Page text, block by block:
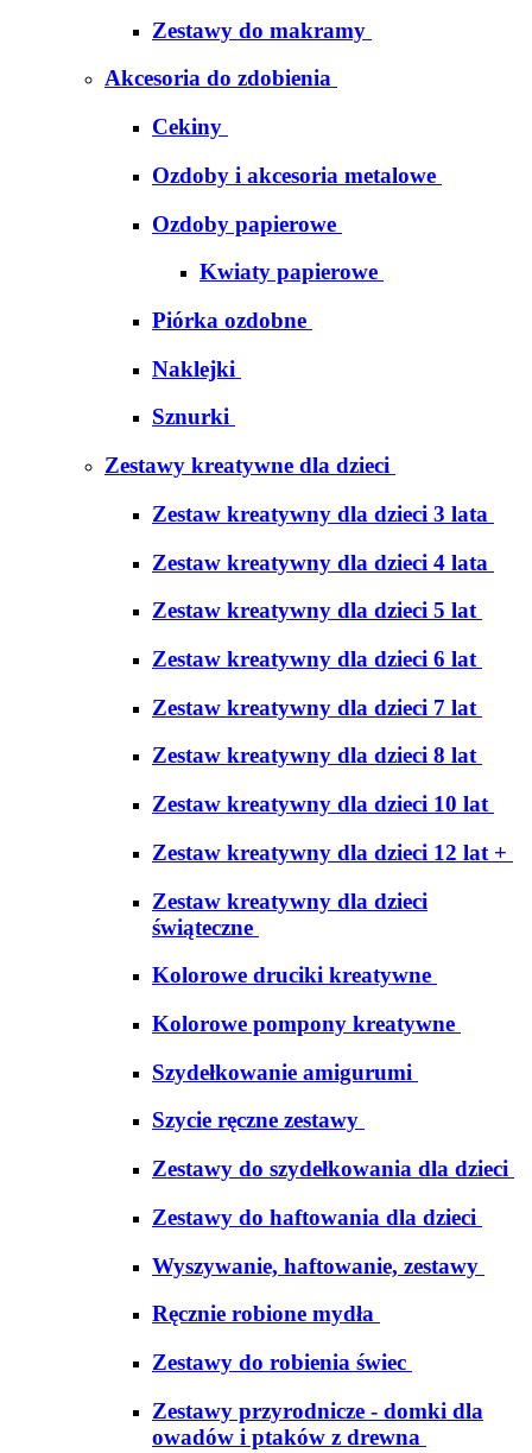
Zestawy do makramy
Akcesoria do zdobienia
Cekiny
Ozdoby i akcesoria metalowe
Ozdoby papierowe
Kwiaty papierowe
Piórka ozdobne
Naklejki
Sznurki
Zestawy kreatywne dla dzieci
Zestaw kreatywny dla dzieci 3 lata
Zestaw kreatywny dla dzieci 4 lata
Zestaw kreatywny dla dzieci 5 lat
Zestaw kreatywny dla dzieci 6 lat
Zestaw kreatywny dla dzieci 7 lat
Zestaw kreatywny dla dzieci 8 lat
Zestaw kreatywny dla dzieci 10 lat
Zestaw kreatywny dla dzieci 12 lat +
Zestaw kreatywny dla dzieci
świąteczne
Kolorowe druciki kreatywne
Kolorowe pompony kreatywne
Szydełkowanie amigurumi
Szycie ręczne zestawy
Zestawy do szydełkowania dla dzieci
Zestawy do haftowania dla dzieci
Wyszywanie, haftowanie, zestawy
Ręcznie robione mydła
Zestawy do robienia świec
Zestawy przyrodnicze - domki dla
owadów i ptaków z drewna